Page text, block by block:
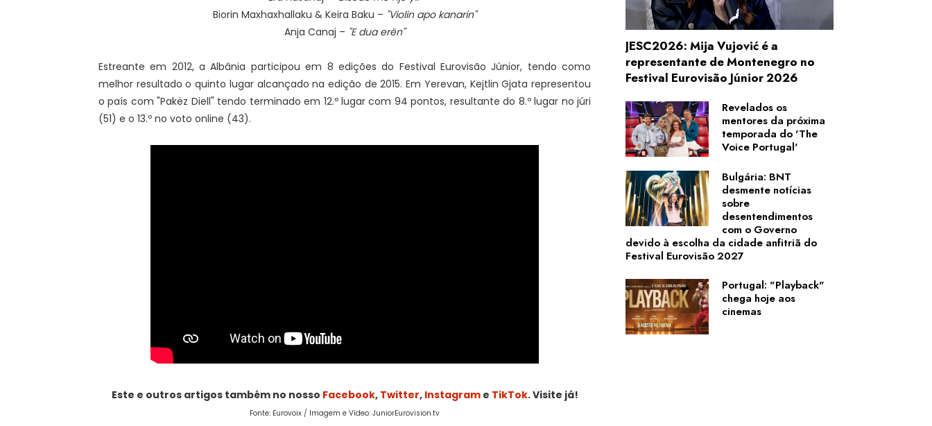
Biorin Maxhaxhallaku & Keira Baku – "Violin apo kanarin"
Anja Canaj – "E dua erën"
Estreante em 2012, a Albânia participou em 8 edições do Festival Eurovisão Júnior, tendo como
melhor resultado o quinto lugar alcançado na edição de 2015. Em Yerevan, Kejtlin Gjata representou
o país com "Pakëz Diell" tendo terminado em 12.º lugar com 94 pontos, resultante do 8.º lugar no júri
(51) e o 13.º no voto online (43).
Este e outros artigos também no nosso Facebook, Twitter, Instagrame TikTok. Visite já!
Fonte: Eurovoix / Imagem e Vídeo: JuniorEurovision.tv
JESC2026: Mija Vujović é a
representante de Montenegro no
Festival Eurovisão Júnior 2026
Revelados os
mentores da próxima
temporada do 'The
Voice Portugal'
Bulgária: BNT
desmente notícias
sobre
desentendimentos
com o Governo
devido à escolha da cidade anfitriã do
Festival Eurovisão 2027
Portugal: "Playback"
chega hoje aos
cinemas